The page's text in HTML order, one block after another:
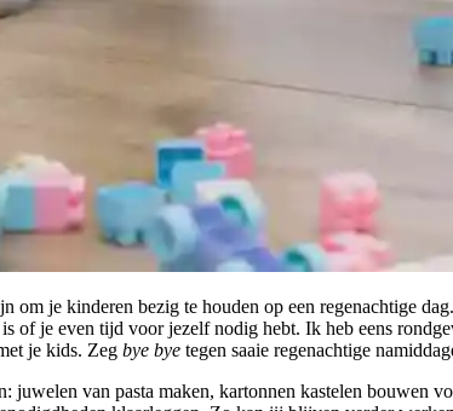
om je kinderen bezig te houden op een regenachtige
of je even tijd voor jezelf nodig hebt. Ik heb eens
je kids. Zeg bye bye tegen saaie regenachtige
juwelen van pasta maken, kartonnen kastelen bouwen